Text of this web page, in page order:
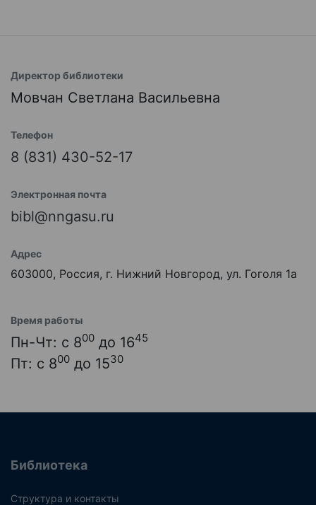
Директор библиотеки
Мовчан Светлана Васильевна
Телефон
8 (831) 430-52-17
Электронная почта
bibl@nngasu.ru
Адрес
603000, Россия, г. Нижний Новгород, ул. Гоголя 1а
Время работы
Пн-Чт: с 800 до 1645
Пт: с 800 до 1530
Библиотека
Структура и контакты